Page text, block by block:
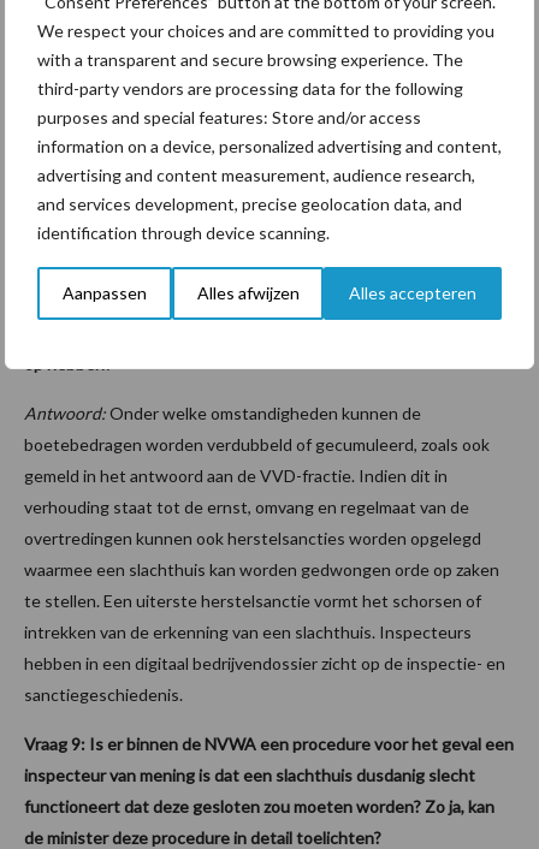
We respect your choices and are committed to providing you
with a transparent and secure browsing experience. The
third-party vendors are processing data for the following
purposes and special features: Store and/or access
information on a device, personalized advertising and content,
advertising and content measurement, audience research,
and services development, precise geolocation data, and
identification through device scanning.
Aanpassen Alles afwijzen Alles accepteren
Vraag 7: Hoeveel gevallen van het levend villen van slachtvee
heeft de NVWA de afgelopen vijf jaar waargenomen?
Antwoord:De NVWA heeft kunnen achterhalen dat in de
periode tussen 12 september 2016 en 24 oktober 2017 in
totaal 3 gevallen zijn geconstateerd waarbij schapen of kalveren
werden uitgeslacht waarbij het dier nog tekenen van leven
Vraag 8: Welke mogelijkheden voor escalatie van sancties heeft
de NVWA bij herhaaldelijke constateerde overtredingen? Wordt
Antwoord:Onder welke omstandigheden kunnen de
boetebedragen worden verdubbeld of gecumuleerd, zoals ook
gemeld in het antwoord aan de VVD-fractie. Indien dit in
verhouding staat tot de ernst, omvang en regelmaat van de
overtredingen kunnen ook herstelsancties worden opgelegd
waarmee een slachthuis kan worden gedwongen orde op zaken
te stellen. Een uiterste herstelsanctie vormt het schorsen of
intrekken van de erkenning van een slachthuis. Inspecteurs
hebben in een digitaal bedrijvendossier zicht op de inspectie- en
sanctiegeschiedenis.
Vraag 9: Is er binnen de NVWA een procedure voor het geval een
inspecteur van mening is dat een slachthuis dusdanig slecht
functioneert dat deze gesloten zou moeten worden? Zo ja, kan
de minister deze procedure in detail toelichten?